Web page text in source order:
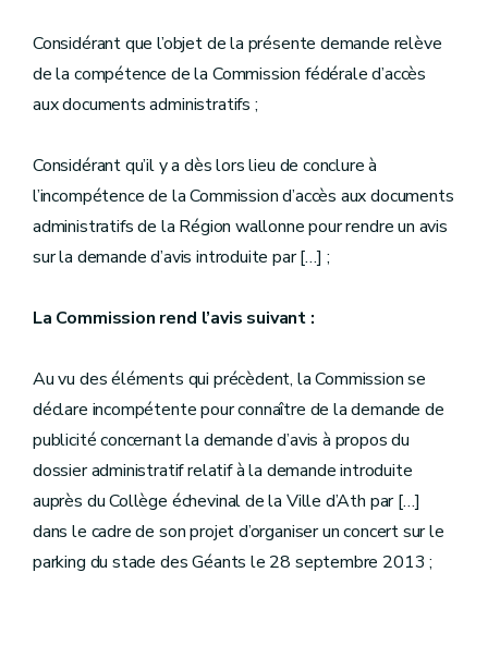
Considérant que l’objet de la présente demande relève
de la compétence de la Commission fédérale d’accès
aux documents administratifs ;
Considérant qu’il y a dès lors lieu de conclure à
l’incompétence de la Commission d’accès aux documents
administratifs de la Région wallonne pour rendre un avis
sur la demande d’avis introduite par […] ;
La Commission rend l’avis suivant :
Au vu des éléments qui précèdent, la Commission se
déclare incompétente pour connaître de la demande de
publicité concernant la demande d’avis à propos du
dossier administratif relatif à la demande introduite
auprès du Collège échevinal de la Ville d’Ath par […]
dans le cadre de son projet d’organiser un concert sur le
parking du stade des Géants le 28 septembre 2013 ;